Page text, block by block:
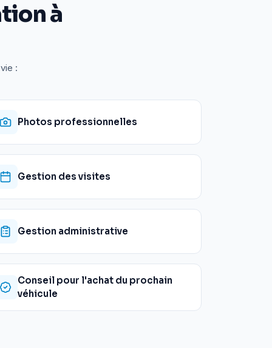
à
:
Photos professionnelles
Gestion des visites
Gestion administrative
Conseil pour l'achat du prochain
véhicule